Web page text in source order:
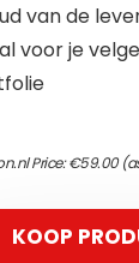
van de
voor je
Price:€59.00
KOOP